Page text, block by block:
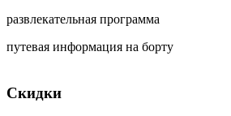
развлекательная программа
путевая информация на борту
Скидки